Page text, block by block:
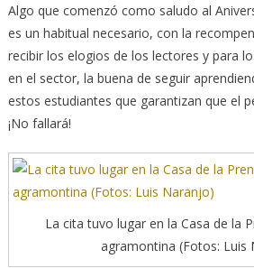
Algo que comenzó como saludo al
es un habitual necesario, con la
recibir los elogios de los lectores y para
en el sector, la buena de seguir
estos estudiantes que garantizan que el
¡No fallará!
La cita tuvo lugar en la Casa de la
agramontina (Fotos: Luis